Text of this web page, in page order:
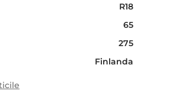
R18
65
275
Finlanda